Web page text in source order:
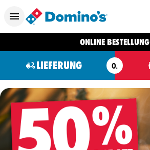
ONLINE BESTELLUNG
LIEFERUNG O.